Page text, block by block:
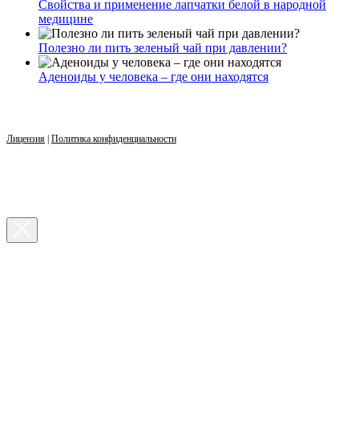
Свойства и применение лапчатки белой в народной
медицине
Полезно ли пить зеленый чай при давлении?
Аденоиды у человека – где они находятся
Лицензия | Политика конфиденциальности